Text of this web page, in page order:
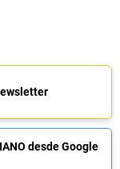
desde Google